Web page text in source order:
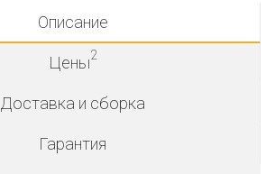
Описание
Цены2
Доставка и сборка
Гарантия